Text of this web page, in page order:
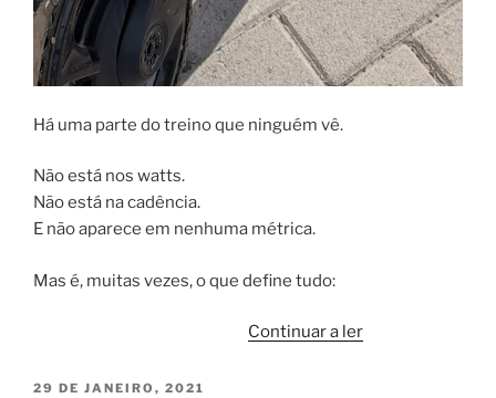
Há uma parte do treino que ninguém vê.
Não está nos watts.
Não está na cadência.
E não aparece em nenhuma métrica.
Mas é, muitas vezes, o que define tudo:
Continuar a ler“O
PUBLICADO
29 DE JANEIRO, 2021